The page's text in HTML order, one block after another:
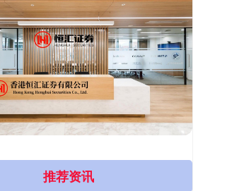
推荐资讯